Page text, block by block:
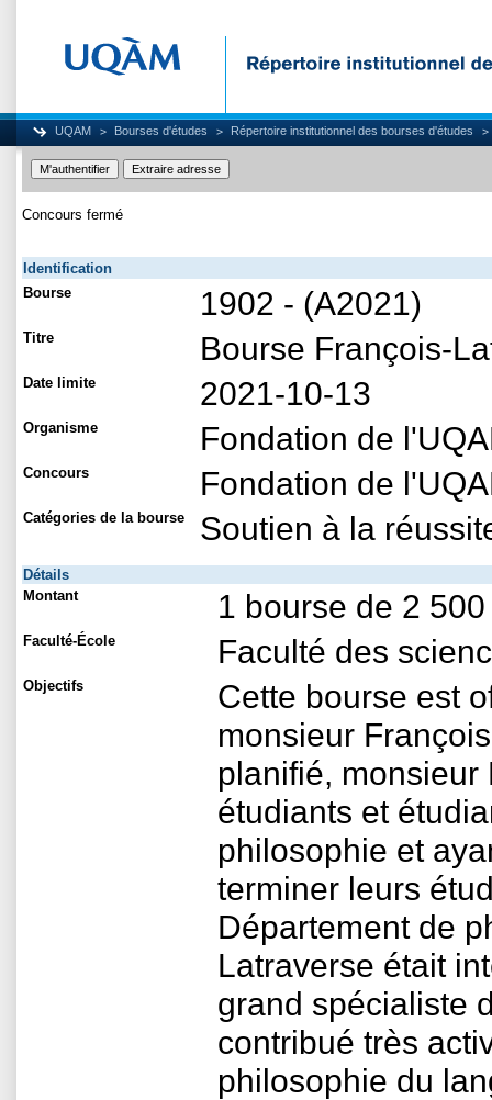
UQAM Bourses d'études Répertoire institutionnel des bourses d'études
Concours fermé
Identification
Bourse
1902 - (A2021)
Titre Bourse François-
Date limite 2021-10-13
Organisme Fondation de
Concours Fondation de
Catégories de la bourse Soutien à la
Détails
Montant
1 bourse de 2
Faculté-École Faculté des
Objectifs
Cette bourse est
monsieur
planifié, monsieur
étudiants et
philosophie et
terminer leurs
Département de
Latraverse était
grand spécialiste
contribué très
philosophie du